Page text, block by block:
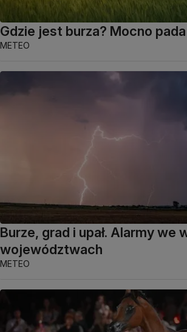
Gdzie jest burza? Mocno
METEO
Burze, grad i upał. Alarmy we
województwach
METEO